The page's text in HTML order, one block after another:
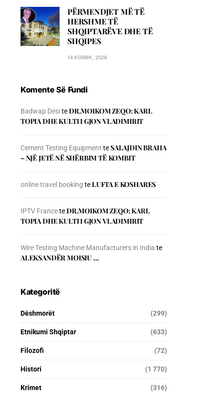
PËRMENDJET MË TË
HERSHME TË
SHQIPTARËVE DHE TË
SHQIPES
14 KORRIK, 2026
Komente Së Fundi
Badwap DesiteDR.MOIKOM ZEQO: KARL
TOPIA DHE KULTI I GJON VLADIMIRIT
Cement Testing Equipment teSALAJDIN BRAHA
– NJЁ JETЁ NЁ SHЁRBIM TЁ KOMBIT
online travel booking teLUFTA E KOSHARES
IPTV FranceteDR.MOIKOM ZEQO: KARL
TOPIA DHE KULTI I GJON VLADIMIRIT
Wire Testing Machine Manufacturers in India te
ALEKSANDËR MOISIU …
Kategoritë
Dëshmorët (299)
Etnikumi Shqiptar (633)
Filozofi (72)
Histori (1 770)
Krimet (316)